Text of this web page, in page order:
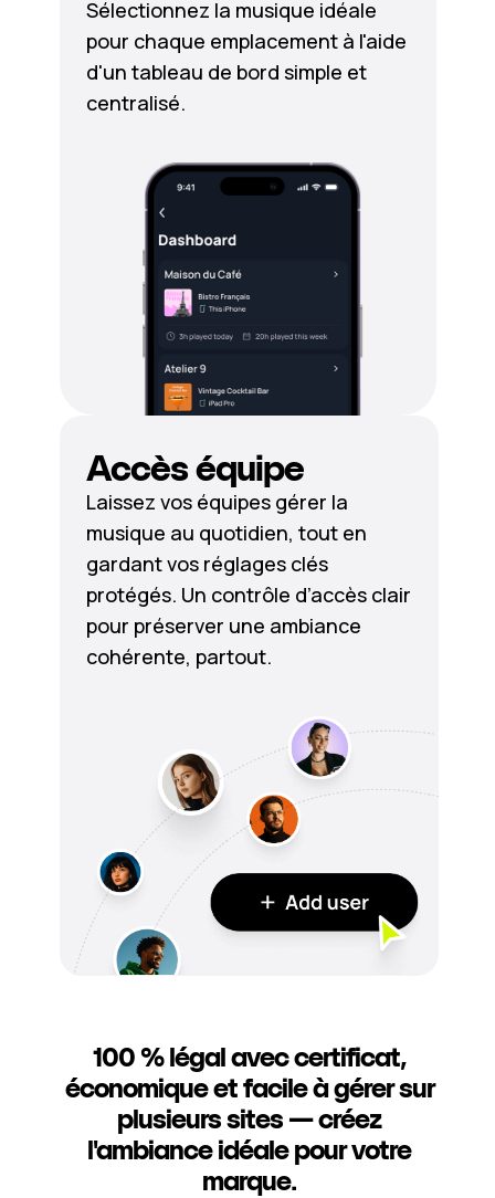
Sélectionnez la musique idéale
pour chaque emplacement à l'aide
d'un tableau de bord simple et
centralisé.
Accès équipe
Laissez vos équipes gérer la
musique au quotidien, tout en
gardant vos réglages clés
protégés. Un contrôle d’accès clair
pour préserver une ambiance
cohérente, partout.
100 % légal avec certificat,
économique et facile à gérer sur
plusieurs sites — créez
l'ambiance idéale pour votre
marque.